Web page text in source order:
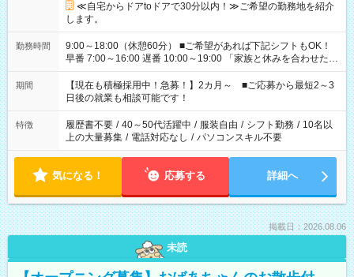
≪自宅からドアtoドアで30分以内！≫ご希望の勤務地を紹介
します。
勤務時間
9:00～18:00（休憩60分） ■ご希望があれば下記シフトもOK！
早番 7:00～16:00 遅番 10:00～19:00 「家族と休みを合わせた
い」 「余裕を持って夕飯の準備がしたい」 「できれば残業はし
たくない」 など、ご希望を教えてくださいね。 ※Wワーク希望
の方へ 今ご覧のお仕事で希望する勤務時間と、もう1つのお仕事
の勤務時間。 合計で週40時間を超える場合は応募できません。
期間
【現在も積極採用中！急募！】2カ月～ ■ご応募から最短2～3
日後の就業も相談可能です！
特徴 履歴書不要 / 40～50代活躍中 / 服装自由 / シフト勤務 / 10名以
上の大量募集 / 電話対応なし / パソコンスキル不要
気になる！ 応募する 詳細へ
掲載日：2026.08.06
未読